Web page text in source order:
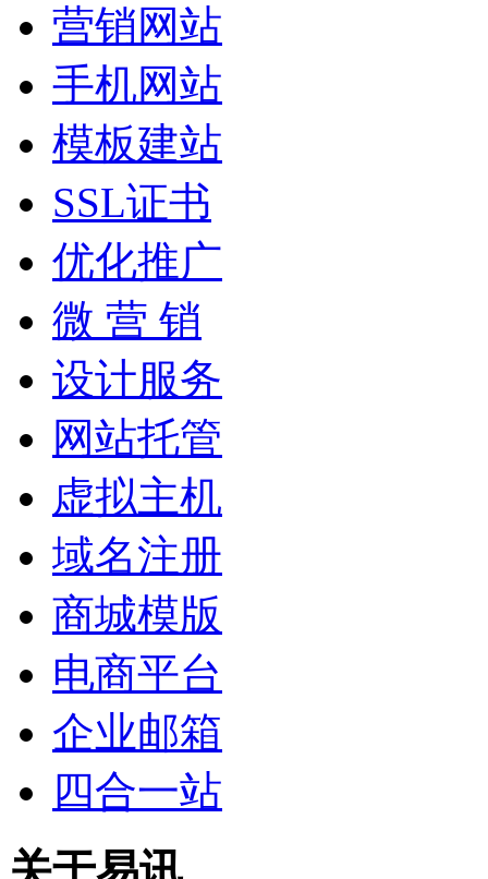
营销网站
手机网站
模板建站
SSL证书
优化推广
微 营 销
设计服务
网站托管
虚拟主机
域名注册
商城模版
电商平台
企业邮箱
四合一站